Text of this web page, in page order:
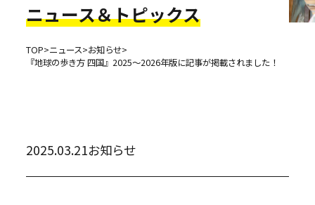
ニュース＆トピックス
TOP>ニュース>お知らせ>
『地球の歩き方 四国』2025～2026年版に記事が掲載されました！
2025.03.21お知らせ